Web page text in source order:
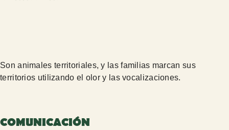
Son animales territoriales, y las familias marcan sus
territorios utilizando el olor y las vocalizaciones.
COMUNICACIÓN